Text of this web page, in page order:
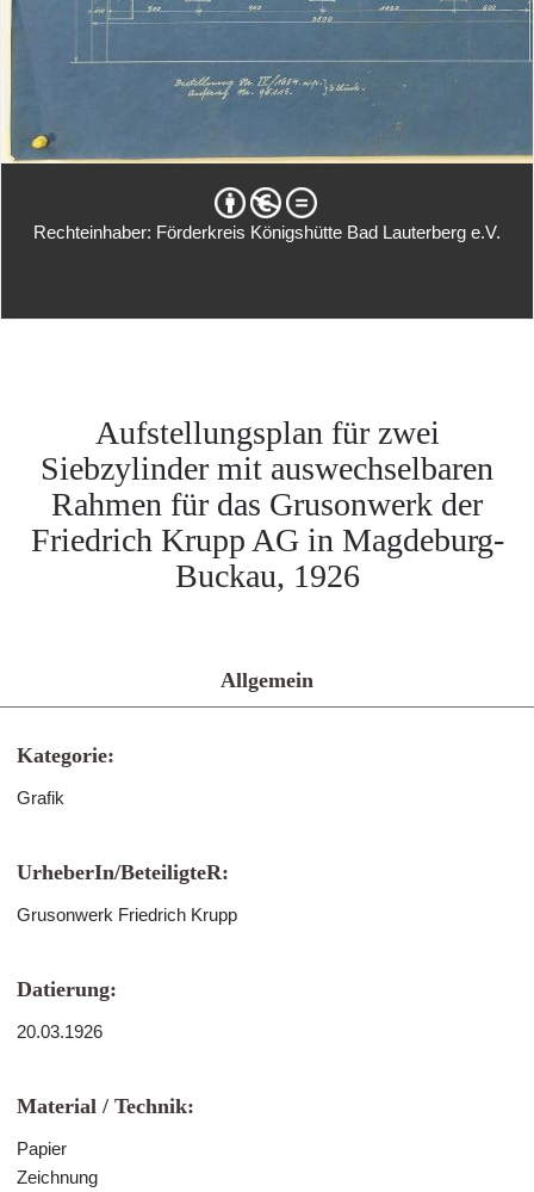
Rechteinhaber: Förderkreis Königshütte Bad Lauterberg e.V.
Aufstellungsplan für zwei
Siebzylinder mit auswechselbaren
Rahmen für das Grusonwerk der
Friedrich Krupp AG in Magdeburg-
Buckau, 1926
Allgemein
Kategorie:
Grafik
UrheberIn/BeteiligteR:
Grusonwerk Friedrich Krupp
Datierung:
20.03.1926
Material / Technik:
Papier
Zeichnung